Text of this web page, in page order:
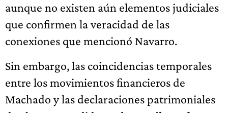
aunque no existen aún elementos judiciales
que confirmen la veracidad de las
conexiones que mencionó Navarro.
Sin embargo, las coincidencias temporales
entre los movimientos financieros de
Machado y las declaraciones patrimoniales